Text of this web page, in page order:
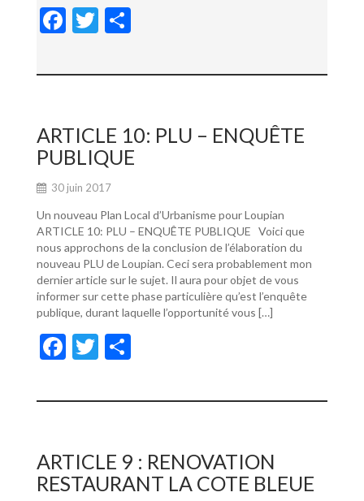
F
e
o
o
k
T
itt ta
er
ARTICLE 10: PLU – ENQUÊTE
PUBLIQUE
30 juin 2017
Un nouveau Plan Local d’Urbanisme pour Loupian
ARTICLE 10: PLU – ENQUÊTE PUBLIQUE Voici que
nous approchons de la conclusion de l’élaboration du
nouveau PLU de Loupian. Ceci sera probablement mon
dernier article sur le sujet. Il aura pour objet de vous
informer sur cette phase particulière qu’est l’enquête
publique, durant laquelle l’opportunité vous […]
F
e
o
o
T
itt ta
er
ARTICLE 9 : RENOVATION
RESTAURANT LA COTE BLEUE